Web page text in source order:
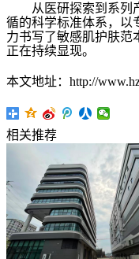
从医研探索到系列
循的科学标准体系，以
力书写了敏感肌护肤范
正在持续显现。
本文地址：http://
相关推荐